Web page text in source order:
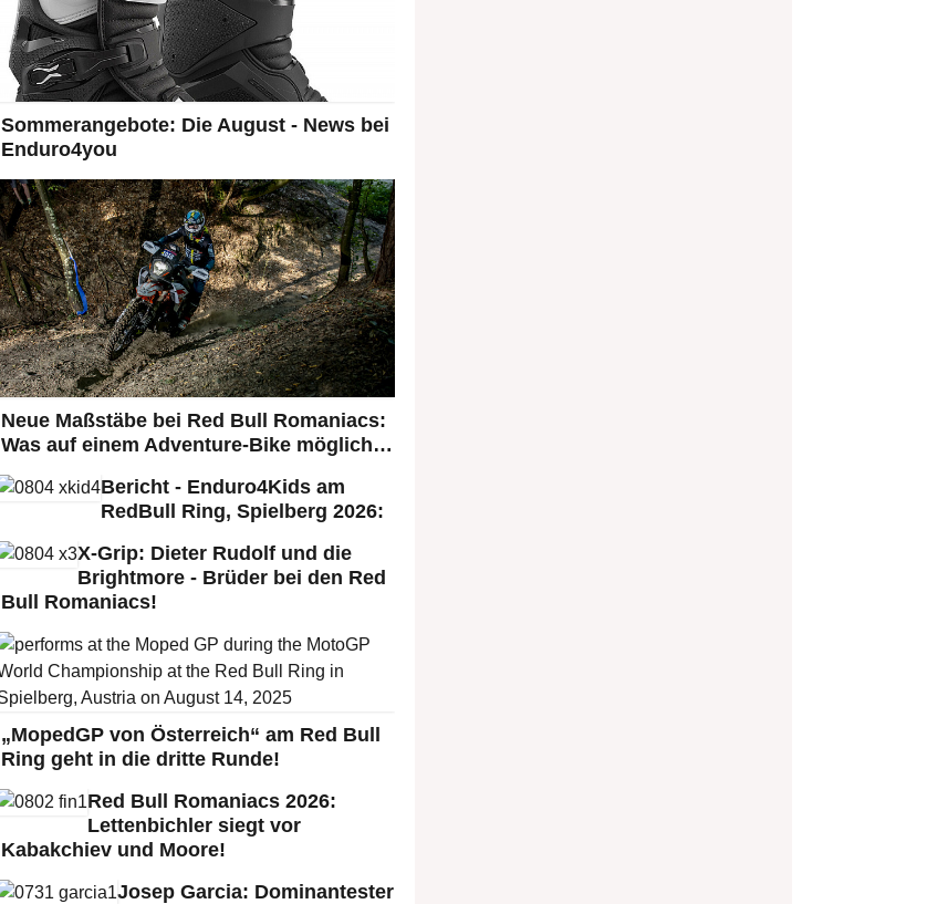
Sommerangebote: Die August - News bei
Enduro4you
Neue Maßstäbe bei Red Bull Romaniacs:
Was auf einem Adventure-Bike möglich…
Bericht - Enduro4Kids am
RedBull Ring, Spielberg 2026:
X-Grip: Dieter Rudolf und die
Brightmore - Brüder bei den Red
Bull Romaniacs!
„MopedGP von Österreich“ am Red Bull
Ring geht in die dritte Runde!
Red Bull Romaniacs 2026:
Lettenbichler siegt vor
Kabakchiev und Moore!
Josep Garcia: Dominantester